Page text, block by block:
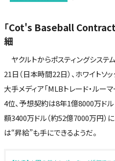
「Cot's Baseball
細
ヤクルトからポスティングシス
21日（日本時間22日）、ホワイトソ
大手メディア「MLBトレード・ルー
4位、予想契約は8年1億8000万ドル
額3400万ドル（約52億7000万円）
は“昇給”も手にできるようだ。